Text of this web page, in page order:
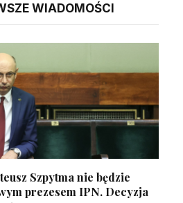
WIADOMOŚCI
Szpytma nie będzie
prezesem IPN. Decyzja